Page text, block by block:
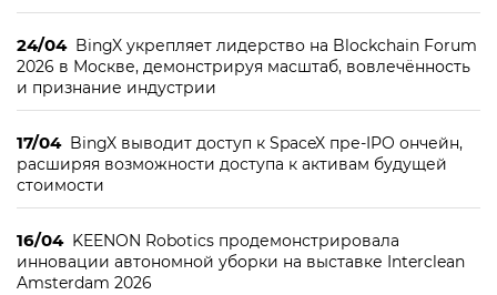
24/04 BingX укрепляет лидерство на Blockchain Forum
2026 в Москве, демонстрируя масштаб, вовлечённость
и признание индустрии
17/04 BingX выводит доступ к SpaceX пре-IPO ончейн,
расширяя возможности доступа к активам будущей
стоимости
16/04 KEENON Robotics продемонстрировала
инновации автономной уборки на выставке Interclean
Amsterdam 2026